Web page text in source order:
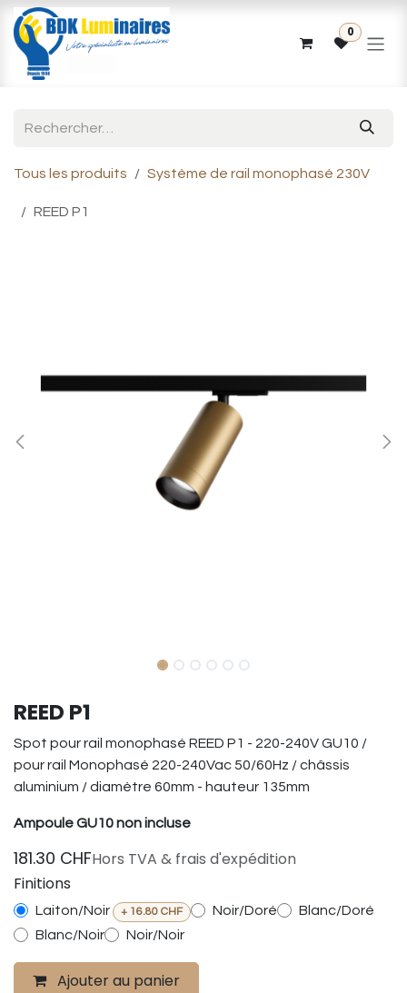
Se rendre au contenu
0
Tous les produits Système de rail monophasé 230V
REED P1
REED P1
Spot pour rail monophasé REED P1 - 220-240V GU10 /
pour rail Monophasé 220-240Vac 50/60Hz / châssis
aluminium / diamètre 60mm - hauteur 135mm
Ampoule GU10 non incluse
181.30 CHFHors TVA & frais d'expédition
Finitions
Laiton/Noir + 16.80CHF Noir/Doré
Blanc/Doré
Blanc/Noir
Noir/Noir
Ajouter au panier